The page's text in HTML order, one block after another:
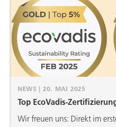
NEWS | 20. MAI 2025
Top EcoVadis-
Wir freuen uns: Direkt im